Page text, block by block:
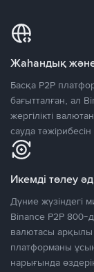
Жаһандық және
Басқа P2P
бағытталған, ал
жергілікті
сауда
Икемді төлеу
Дүние жүзіндегі
Binance P2P 800-
валютасы арқылы
платформаны
нарығында